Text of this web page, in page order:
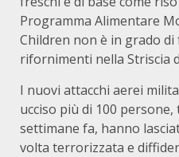
Programma Alimentare
Children non è in grado
rifornimenti nella Striscia
I nuovi attacchi aerei
ucciso più di 100
settimane fa, hanno
volta terrorizzata e